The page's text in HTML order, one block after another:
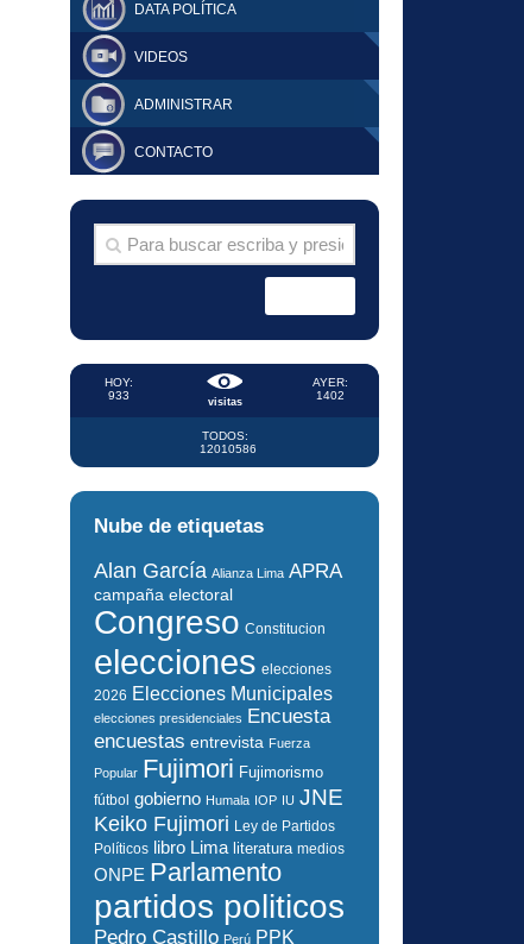
DATA POLÍTICA
VIDEOS
ADMINISTRAR
CONTACTO
visitas
HOY:
933
AYER:
1402
TODOS:
12010586
Nube de etiquetas
Alan García Alianza Lima APRA
campaña electoral
Congreso Constitucion
elecciones elecciones
2026 Elecciones Municipales
elecciones presidenciales Encuesta
encuestas entrevista Fuerza
Popular Fujimori Fujimorismo
fútbol gobierno Humala IOP IU JNE
Keiko Fujimori Ley de Partidos
Políticos libro Lima literatura medios
ONPE Parlamento
partidos politicos
Pedro Castillo Perú PPK